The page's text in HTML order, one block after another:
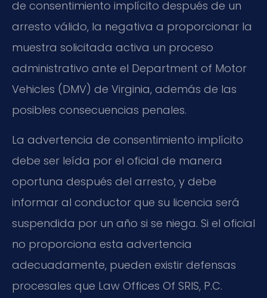
de consentimiento implícito después de un
arresto válido, la negativa a proporcionar la
muestra solicitada activa un proceso
administrativo ante el Department of Motor
Vehicles (DMV) de Virginia, además de las
posibles consecuencias penales.
La advertencia de consentimiento implícito
debe ser leída por el oficial de manera
oportuna después del arresto, y debe
informar al conductor que su licencia será
suspendida por un año si se niega. Si el oficial
no proporciona esta advertencia
adecuadamente, pueden existir defensas
procesales que Law Offices Of SRIS, P.C.